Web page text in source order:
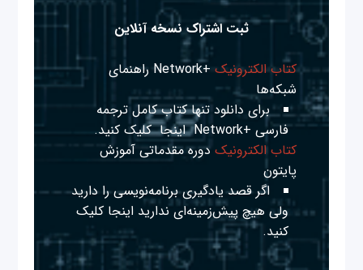
ثبت اشتراک نسخه آنلاین
کتاب الکترونیک
+Network راهنمای
شبکه‌ها
برای دانلود تنها کتاب کامل ترجمه
فارسی +Network
اینجا کلیک کنید.
کتاب الکترونیک دوره مقدماتی آموزش
پایتون
اگر قصد یادگیری برنامه‌نویسی را دارید
ولی هیچ پیش‌زمینه‌ای نداریداینجا کلیک
کنید.